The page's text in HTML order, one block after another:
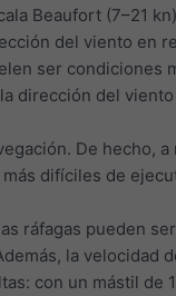
Beaufort (7–21
del viento en
ser condiciones
dirección del
De hecho,
difíciles de
ráfagas pueden
la velocidad
con un mástil de